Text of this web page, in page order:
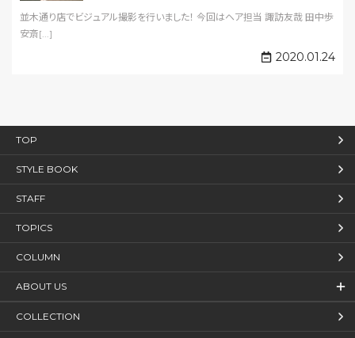
並木通り店でビジュアル撮影を行いました！ 今回はヘア担当 諏訪友哉 田中歩
安斎[...]
2020.01.24
TOP
STYLE BOOK
STAFF
TOPICS
COLUMN
ABOUT US
COLLECTION